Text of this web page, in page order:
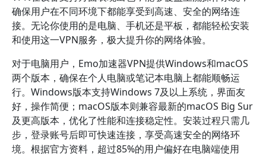
确保用户在不同环境下都能享受到高速、安全的网络连
接。无论你使用的是电脑、手机还是平板，都能轻松安装
和使用这一VPN服务，极大提升你的网络体验。
对于电脑用户，Emo加速器VPN提供Windows和macOS
两个版本，确保在个人电脑或笔记本电脑上都能顺畅运
行。Windows版本支持Windows 7及以上系统，界面友
好，操作简便；macOS版本则兼容最新的macOS Big Sur
及更高版本，优化了性能和连接稳定性。安装过程只需几
步，登录账号后即可快速连接，享受高速安全的网络环
境。根据官方资料，超过85%的用户偏好在电脑端使用